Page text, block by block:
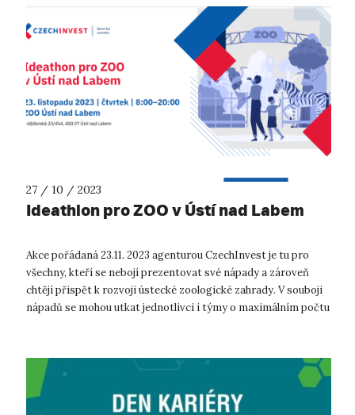
27 / 10 / 2023
Ideathlon pro ZOO v Ústí nad Labem
Akce pořádaná 23.11. 2023 agenturou CzechInvest je tu pro
všechny, kteří se nebojí prezentovat své nápady a zároveň
chtějí přispět k rozvoji ústecké zoologické zahrady. V souboji
nápadů se mohou utkat jednotlivci i týmy o maximálním počtu